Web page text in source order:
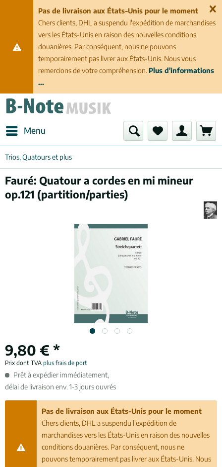
Pas de livraison aux États-Unis pour le moment
Chers clients, DHL a suspendu l'expédition de marchandises
vers les États-Unis en raison des nouvelles conditions
douanières. Par conséquent, nous ne pouvons
temporairement pas livrer aux États-Unis. Nous vous
remercions de votre compréhension. Plus d'informations
...
Menu
Trios, Quatours et plus
Fauré: Quatour a cordes en mi mineur
op.121 (partition/parties)
9,80 € *
Prix dont TVA plus frais de port
Prêt à expédier immédiatement,
délai de livraison env. 1-3 jours ouvrés
Pas de livraison aux États-Unis pour le moment
Chers clients, DHL a suspendu l'expédition de
marchandises vers les États-Unis en raison des nouvelles
conditions douanières. Par conséquent, nous ne
pouvons temporairement pas livrer aux États-Unis. Nous